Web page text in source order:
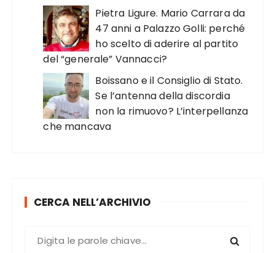
Pietra Ligure. Mario Carrara da
47 anni a Palazzo Golli: perché
ho scelto di aderire al partito
del “generale” Vannacci?
Boissano e il Consiglio di Stato.
Se l’antenna della discordia
non la rimuovo? L’interpellanza
che mancava
CERCA NELL’ARCHIVIO